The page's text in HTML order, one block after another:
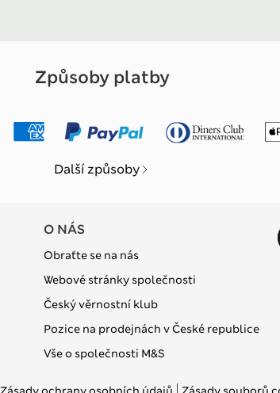
Způsoby platby
Další způsoby
O NÁS
Obraťte se na nás
Webové stránky společnosti
Český věrnostní klub
Pozice na prodejnách v České republice
Vše o společnosti M&S